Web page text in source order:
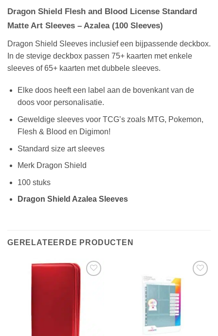
Dragon Shield Flesh and Blood License Standard
Matte Art Sleeves – Azalea (100 Sleeves)
Dragon Shield Sleeves inclusief een bijpassende deckbox.
In de stevige deckbox passen 75+ kaarten met enkele
sleeves of 65+ kaarten met dubbele sleeves.
Elke doos heeft een label aan de bovenkant van de
doos voor personalisatie.
Geweldige sleeves voor TCG’s zoals MTG, Pokemon,
Flesh & Blood en Digimon!
Standard size art sleeves
Merk Dragon Shield
100 stuks
Dragon Shield Azalea Sleeves
GERELATEERDE PRODUCTEN